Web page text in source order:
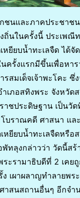
ชนและภาคประชาช
ถิ่นในครั้งนี้ ประเพณี
หยียบน้ำทะเลจืด ได้จั
ครั้งแรกมีขึ้นเพื่อหา
รสมเด็จเจ้าพะโคะ
เภอสทิงพระ จังหวัด
าชประดิษฐาน เป็นวั
บราณคดี ศาสนา แล
ยียบน้ำทะเลจืดหรือส
พัทลุงกล่าวว่า วัดนี้สร้
ระรามาธิบดีที่ 2 เคย
เผาผลาญทำลายพร
าสนสถานอื่นๆ อีกจำ